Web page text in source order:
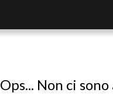
Ops... Non ci